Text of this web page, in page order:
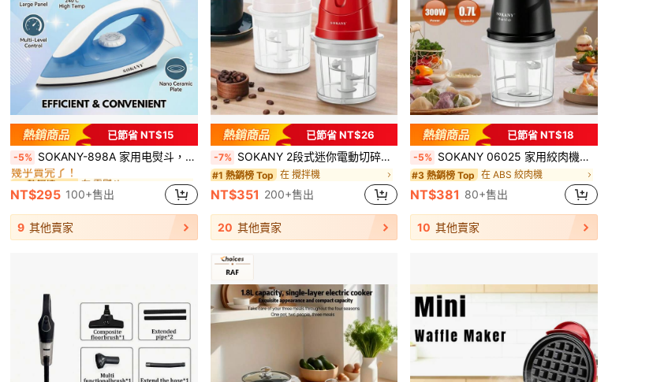
已節省 NT$15
-5% SOKANY-898A 家用电熨斗，手持式蒸汽熨斗，迷你便携设计，适合学生旅行，陶瓷底板，适用于多种衣物，恒温熨烫，过热保护
#2 熱銷榜 Top 在 電熨斗
幾乎賣完了！
#2 熱銷榜 Top
幾乎賣完了！
#2 熱銷榜 Top
幾乎賣完了！
#2 熱銷榜 Top 在 電熨斗
幾乎賣完了！
NT$295 100+售出
9 其他賣家
已節省 NT$26
-7% SOKANY 2段式迷你電動切碎機，不鏽鋼多功能研磨機，適用於肉類、大蒜、辣椒與堅果，易清洗便攜式廚房小工具
#1 熱銷榜 Top 在 攪拌機
NT$351 200+售出
20 其他賣家
已節省 NT$18
-5% SOKANY 06025 家用絞肉機，300W純銅馬達，0.7L加厚玻璃碗，S型四葉刀片，雙速智能開關，可絞肉、切蔬菜、切大蒜，短軸設計，易於清洗，居家日常烹飪通用助手
#3 熱銷榜 Top 在 ABS 絞肉機
NT$381 80+售出
10 其他賣家